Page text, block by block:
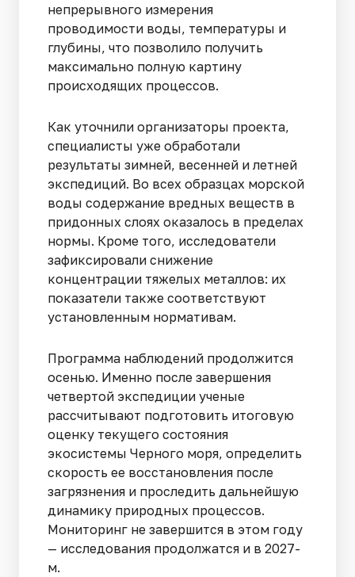
непрерывного измерения
проводимости воды, температуры и
глубины, что позволило получить
максимально полную картину
происходящих процессов.
Как уточнили организаторы проекта,
специалисты уже обработали
результаты зимней, весенней и летней
экспедиций. Во всех образцах морской
воды содержание вредных веществ в
придонных слоях оказалось в пределах
нормы. Кроме того, исследователи
зафиксировали снижение
концентрации тяжелых металлов: их
показатели также соответствуют
установленным нормативам.
Программа наблюдений продолжится
осенью. Именно после завершения
четвертой экспедиции ученые
рассчитывают подготовить итоговую
оценку текущего состояния
экосистемы Черного моря, определить
скорость ее восстановления после
загрязнения и проследить дальнейшую
динамику природных процессов.
Мониторинг не завершится в этом году
— исследования продолжатся и в 2027-
м.